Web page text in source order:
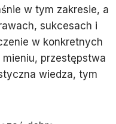
w tym zakresie, a
sukcesach i
w konkretnych
przestępstwa
wiedza, tym